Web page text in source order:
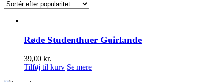
Røde Studenthuer Guirlande
39,00 kr.
Tilføj til kurv Se mere